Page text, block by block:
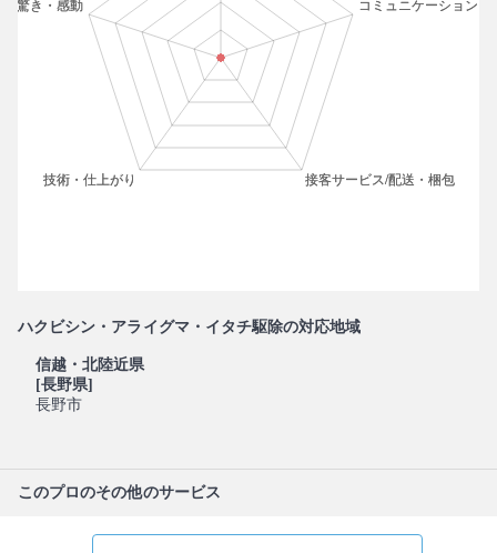
ハクビシン・アライグマ・イタチ駆除の対応地域
信越・北陸近県
[長野県]
長野市
このプロのその他のサービス